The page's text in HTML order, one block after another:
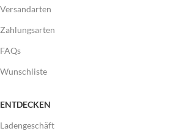
Versandarten
Zahlungsarten
FAQs
Wunschliste
ENTDECKEN
Ladengeschäft